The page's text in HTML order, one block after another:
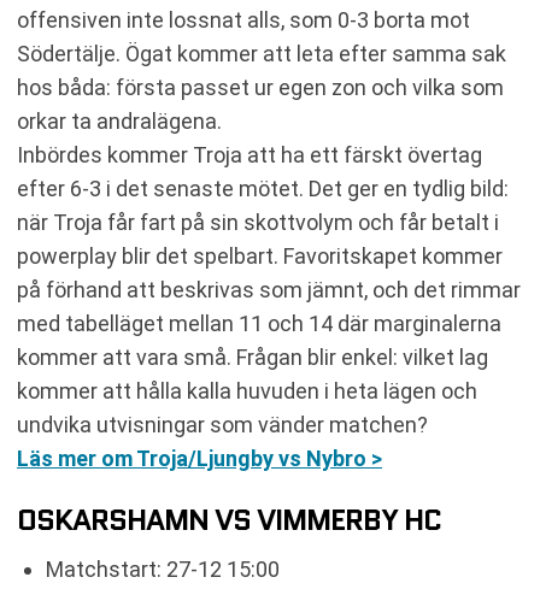
offensiven inte lossnat alls, som 0-3 borta mot
Södertälje. Ögat kommer att leta efter samma sak
hos båda: första passet ur egen zon och vilka som
orkar ta andralägena.
Inbördes kommer Troja att ha ett färskt övertag
efter 6-3 i det senaste mötet. Det ger en tydlig bild:
när Troja får fart på sin skottvolym och får betalt i
powerplay blir det spelbart. Favoritskapet kommer
på förhand att beskrivas som jämnt, och det rimmar
med tabelläget mellan 11 och 14 där marginalerna
kommer att vara små. Frågan blir enkel: vilket lag
kommer att hålla kalla huvuden i heta lägen och
undvika utvisningar som vänder matchen?
Läs mer om Troja/Ljungby vs Nybro >
OSKARSHAMN VS VIMMERBY HC
Matchstart: 27-12 15:00